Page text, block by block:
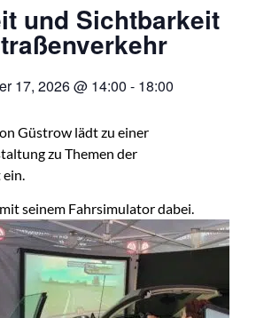
und Sichtbarkeit
17, 2026@ 14:00 - 18:00
Güstrow lädt zu einer
zu Themen der
seinem Fahrsimulator dabei.